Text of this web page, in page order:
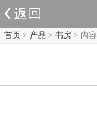
首页 > 产品 > 书房 > 内容